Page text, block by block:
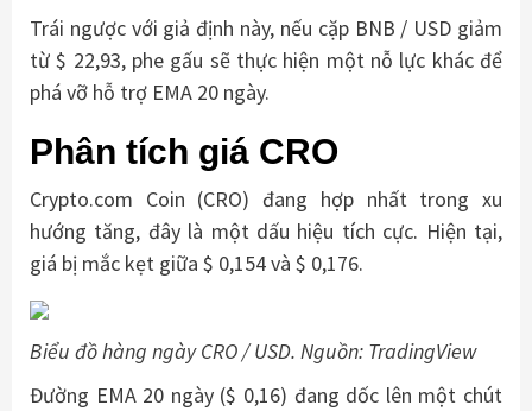
Trái ngược với giả định này, nếu cặp BNB / USD giảm
từ $ 22,93, phe gấu sẽ thực hiện một nỗ lực khác để
phá vỡ hỗ trợ EMA 20 ngày.
Phân tích giá CRO
Crypto.com Coin (CRO) đang hợp nhất trong xu
hướng tăng, đây là một dấu hiệu tích cực. Hiện tại,
giá bị mắc kẹt giữa $ 0,154 và $ 0,176.
Biểu đồ hàng ngày CRO / USD. Nguồn: TradingView
Đường EMA 20 ngày ($ 0,16) đang dốc lên một chút